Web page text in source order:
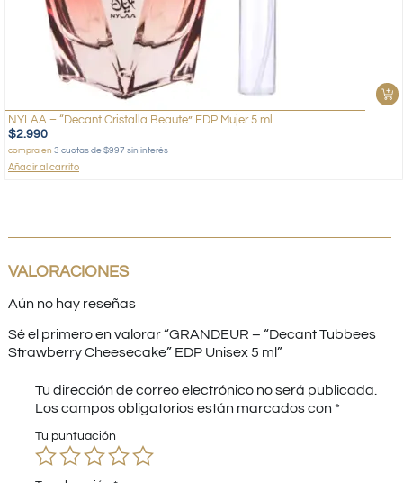
NYLAA – “Decant Cristalla Beaute” EDP Mujer 5 ml
$2.990
compra en 3 cuotas de $997 sin interés
Añadir al carrito
VALORACIONES
Aún no hay reseñas
Sé el primero en valorar “GRANDEUR – “Decant Tubbees
Strawberry Cheesecake” EDP Unisex 5 ml”
Tu dirección de correo electrónico no será publicada.
Los campos obligatorios están marcados con *
Tu puntuación